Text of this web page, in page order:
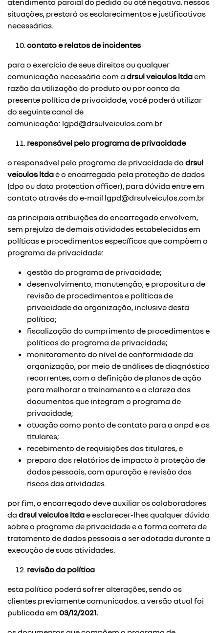
atendimento parcial do pedido ou até negativa. nessas
situações, prestará os esclarecimentos e justificativas
necessárias.
contato e relatos de incidentes
para o exercício de seus direitos ou qualquer
comunicação necessária com a drsul veiculos ltdaem
razão da utilização do produto ou por conta da
presente política de privacidade, você poderá utilizar
do seguinte canal de
comunicação: lgpd@drsulveiculos.com.br
responsável pelo programa de privacidade
o responsável pelo programa de privacidade da drsul
veiculos ltdaé o encarregado pela proteção de dados
(dpo ou data protection officer), para dúvida entre em
contato através do e-mail lgpd@drsulveiculos.com.br
as principais atribuições do encarregado envolvem,
sem prejuízo de demais atividades estabelecidas em
políticas e procedimentos específicos que compõem o
programa de privacidade:
gestão do programa de privacidade;
desenvolvimento, manutenção, e propositura de
revisão de procedimentos e políticas de
privacidade da organização, inclusive desta
política;
fiscalização do cumprimento de procedimentos e
políticas do programa de privacidade;
monitoramento do nível de conformidade da
organização, por meio de análises de diagnóstico
recorrentes, com a definição de planos de ação
para melhorar o treinamento e a clareza dos
documentos que integram o programa de
privacidade;
atuação como ponto de contato para a anpd e os
titulares;
recebimento de requisições dos titulares, e
preparo dos relatórios de impacto à proteção de
dados pessoais, com apuração e revisão dos
riscos das atividades.
por fim, o encarregado deve auxiliar os colaboradores
da drsul veiculos ltdae esclarecer-lhes qualquer dúvida
sobre o programa de privacidade e a forma correta de
tratamento de dados pessoais a ser adotada durante a
execução de suas atividades.
revisão da política
esta política poderá sofrer alterações, sendo os
clientes previamente comunicados. a versão atual foi
publicada em 03/12/2021.